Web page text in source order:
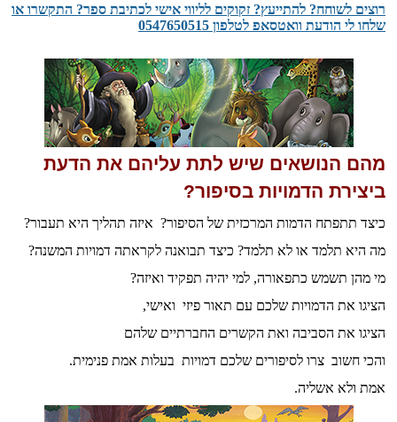
רוצים לשוחח? להתייעץ? זקוקים לליווי אישי לכתיבת ספר? התקשרו או
שלחו לי הודעת וואטסאפ לטלפון 0547650515
מהם הנושאים שיש לתת עליהם את הדעת
ביצירת הדמויות בסיפור?
כיצד תתפתח הדמות המרכזית של הסיפור? איזה תהליך היא תעבור?
מה היא תלמד או לא תלמד? כיצד תבואנה לקראתה דמויות המשנה?
מי מהן תשמש כתפאורה, למי יהיה תפקיד ואיזה?
הציגו את הדמויות שלכם עם תאור פיזי ואישי,
הציגו את הסביבה ואת הקשרים החברתיים שלהם
והכי חשוב צרו לסיפורים שלכם דמויות בעלות אמת פנימית.
אמת ולא אשליה.